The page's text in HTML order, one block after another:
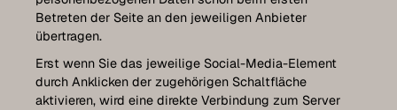
Betreten der Seite an den jeweiligen Anbieter
übertragen.
Erst wenn Sie das jeweilige Social-Media-Element
durch Anklicken der zugehörigen Schaltfläche
aktivieren, wird eine direkte Verbindung zum Server